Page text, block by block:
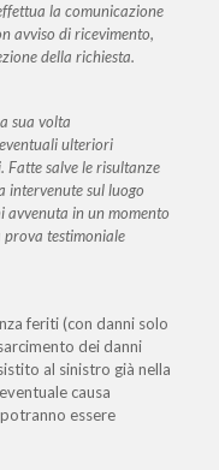
la comunicazione
avviso di ricevimento,
della richiesta.
sua volta
ulteriori
Fatte salve le risultanze
intervenute sul luogo
avvenuta in un momento
prova testimoniale
feriti (con danni solo
dei danni
al sinistro già nella
causa
essere